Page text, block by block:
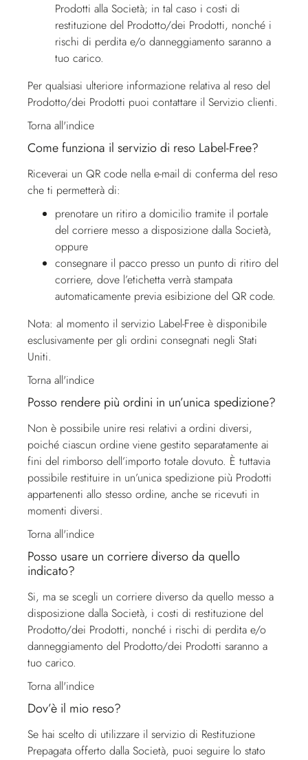
Prodotti alla Società; in tal caso i costi di
restituzione del Prodotto/dei Prodotti, nonché i
rischi di perdita e/o danneggiamento saranno a
tuo carico.
Per qualsiasi ulteriore informazione relativa al reso del
Prodotto/dei Prodotti puoi contattare il Servizio clienti.
Torna all'indice
Come funziona il servizio di reso Label-Free?
Riceverai un QR code nella e-mail di conferma del reso
che ti permetterà di:
prenotare un ritiro a domicilio tramite il portale
del corriere messo a disposizione dalla Società,
oppure
consegnare il pacco presso un punto di ritiro del
corriere, dove l’etichetta verrà stampata
automaticamente previa esibizione del QR code.
Nota: al momento il servizio Label-Free è disponibile
esclusivamente per gli ordini consegnati negli Stati
Uniti.
Torna all'indice
Posso rendere più ordini in un’unica spedizione?
Non è possibile unire resi relativi a ordini diversi,
poiché ciascun ordine viene gestito separatamente ai
fini del rimborso dell’importo totale dovuto. È tuttavia
possibile restituire in un’unica spedizione più Prodotti
appartenenti allo stesso ordine, anche se ricevuti in
momenti diversi.
Torna all'indice
Posso usare un corriere diverso da quello
indicato?
Si, ma se scegli un corriere diverso da quello messo a
disposizione dalla Società, i costi di restituzione del
Prodotto/dei Prodotti, nonché i rischi di perdita e/o
danneggiamento del Prodotto/dei Prodotti saranno a
tuo carico.
Torna all'indice
Dov’è il mio reso?
Se hai scelto di utilizzare il servizio di Restituzione
Prepagata offerto dalla Società, puoi seguire lo stato